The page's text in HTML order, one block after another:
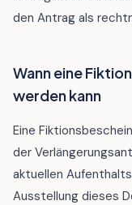
den Antrag als
Wann eine
werden kann
Eine
der
aktuellen
Ausstellung dieses